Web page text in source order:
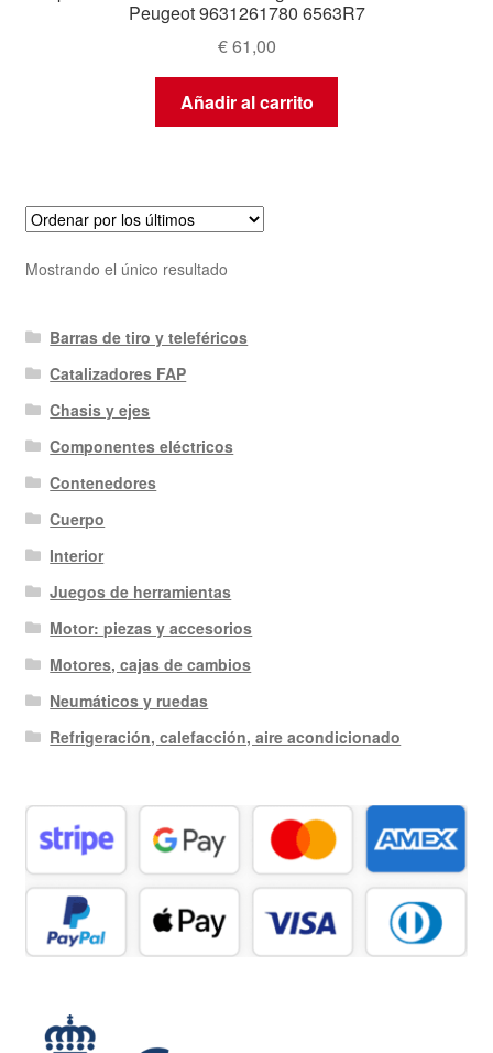
Peugeot 9631261780 6563R7
€61,00
Añadir al carrito
Mostrando el único resultado
Barras de tiro y teleféricos
Catalizadores FAP
Chasis y ejes
Componentes eléctricos
Contenedores
Cuerpo
Interior
Juegos de herramientas
Motor: piezas y accesorios
Motores, cajas de cambios
Neumáticos y ruedas
Refrigeración, calefacción, aire acondicionado